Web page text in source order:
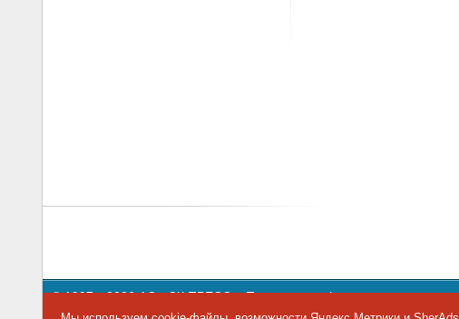
© 1997—2026 АО «СК ПРЕСС».Политика конфиденциальности
109147 г. Москва, ул. Марксистская, 34, строение 10. Телефон: